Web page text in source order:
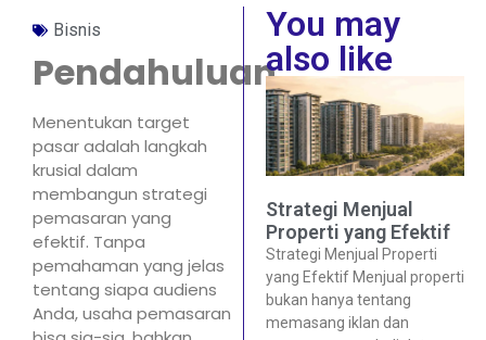
Bisnis
Pendahuluan
Menentukan target
pasar adalah langkah
krusial dalam
membangun strategi
pemasaran yang
efektif. Tanpa
pemahaman yang jelas
tentang siapa audiens
Anda, usaha pemasaran
You may
also like
Strategi Menjual
Properti yang Efektif
Strategi Menjual Properti
yang Efektif Menjual properti
bukan hanya tentang
memasang iklan dan